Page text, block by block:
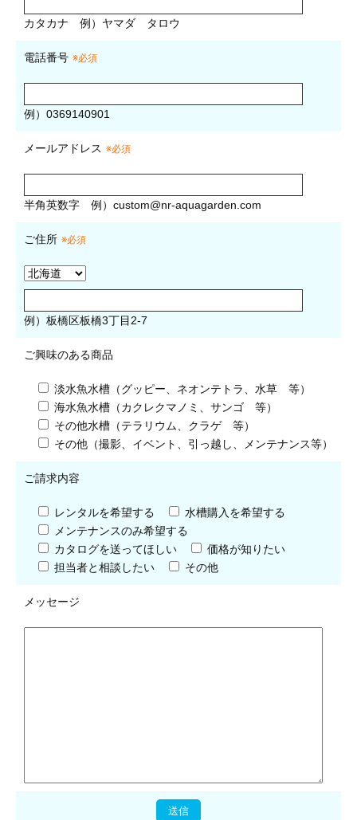
カタカナ 例）ヤマダ タロウ
電話番号 ※必須
例）0369140901
メールアドレス ※必須
半角英数字 例） custom@nr-aquagarden.com
ご住所 ※必須
例）板橋区板橋3丁目2-7
ご興味のある商品
淡水魚水槽（グッピー、ネオンテトラ、水草 等）
海水魚水槽（カクレクマノミ、サンゴ 等）
その他水槽（テラリウム、クラゲ 等）
その他（撮影、イベント、引っ越し、メンテナンス等）
ご請求内容
レンタルを希望する
水槽購入を希望する
メンテナンスのみ希望する
カタログを送ってほしい
価格が知りたい
担当者と相談したい
その他
メッセージ